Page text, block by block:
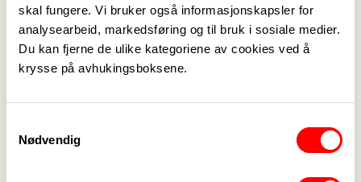
skal fungere. Vi bruker også informasjonskapsler for
analysearbeid, markedsføring og til bruk i sosiale medier.
Du kan fjerne de ulike kategoriene av cookies ved å
krysse på avhukingsboksene.
Nødvendig
Se din tariffavtale - gå til
Fagforbundets tariffsider for
Spekter helse
Aktuelt